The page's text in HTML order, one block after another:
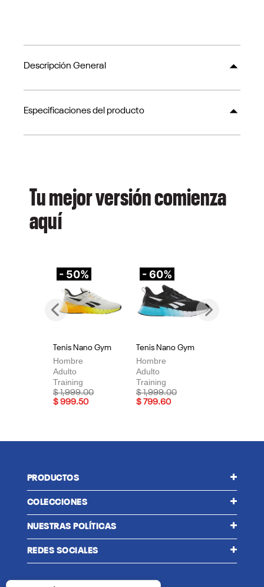
Descripción General
Especificaciones del producto
Tu mejor versión comienza
aquí
- 50%
Tenis Nano Gym
Hombre
Adulto
Training
Price reduced from
$ 1,999.00to
$ 999.50
- 60%
Tenis Nano Gym
Hombre
Adulto
Training
Price reduced from
$ 1,999.00to
$ 799.60
Previous
PRODUCTOS
COLECCIONES
NUESTRAS POLÍTICAS
REDES SOCIALES